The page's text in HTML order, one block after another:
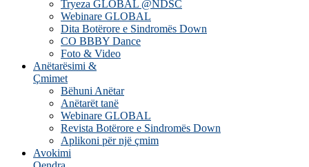
Tryeza GLOBAL @NDSC
Webinare GLOBAL
Dita Botërore e Sindromës Down
CO BBBY Dance
Foto & Video
Anëtarësimi &
Çmimet
Bëhuni Anëtar
Anëtarët tanë
Webinare GLOBAL
Revista Botërore e Sindromës Down
Aplikoni për një çmim
Avokimi